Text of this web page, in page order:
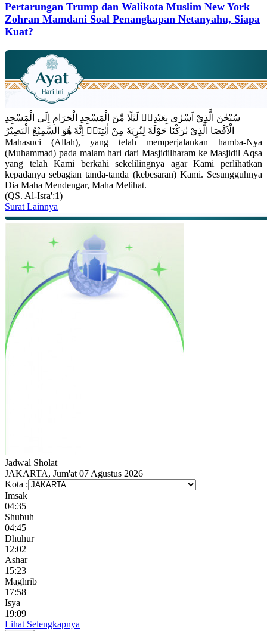
Pertarungan Trump dan Walikota Muslim New York
Zohran Mamdani Soal Penangkapan Netanyahu, Siapa
Kuat?
سُبْحٰنَ الَّذِيْٓ اَسْرٰى بِعَبْدِهٖ لَيْلًا مِّنَ الْمَسْجِدِ الْحَرَامِ اِلَى الْمَسْجِدِ
الْاَقْصَا الَّذِيْ بٰرَكْنَا حَوْلَهٗ لِنُرِيَهٗ مِنْ اٰيٰتِنَاۗ اِنَّهٗ هُوَ السَّمِيْعُ الْبَصِيْرُ
Mahasuci (Allah), yang telah memperjalankan hamba-Nya
(Muhammad) pada malam hari dari Masjidilharam ke Masjidil Aqsa
yang telah Kami berkahi sekelilingnya agar Kami perlihatkan
kepadanya sebagian tanda-tanda (kebesaran) Kami. Sesungguhnya
Dia Maha Mendengar, Maha Melihat.
(QS. Al-Isra':1)
Surat Lainnya
Jadwal Sholat
JAKARTA, Jum'at 07 Agustus 2026
Kota :
Imsak
04:35
Shubuh
04:45
Dhuhur
12:02
Ashar
15:23
Maghrib
17:58
Isya
19:09
Lihat Selengkapnya